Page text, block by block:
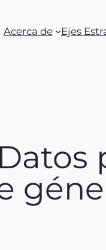
Acerca de Ejes
Datos